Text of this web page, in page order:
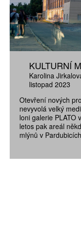
KULTURNÍ
Karolina
listopad 2023
Otevření nových
nevyvolá velký
loni galerie PLATO
letos pak areál
mlýnů v